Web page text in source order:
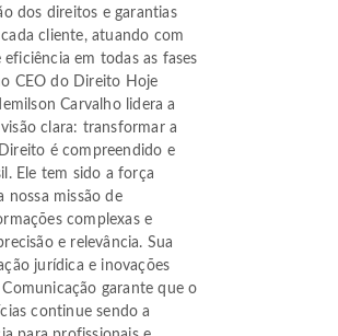
dos direitos e garantias
cliente, atuando com
eficiência em todas as fases
CEO do Direito Hoje
Carvalho lidera a
clara: transformar a
é compreendido e
Ele tem sido a força
nossa missão de
complexas e
e relevância. Sua
jurídica e inovações
garante que o
continue sendo a